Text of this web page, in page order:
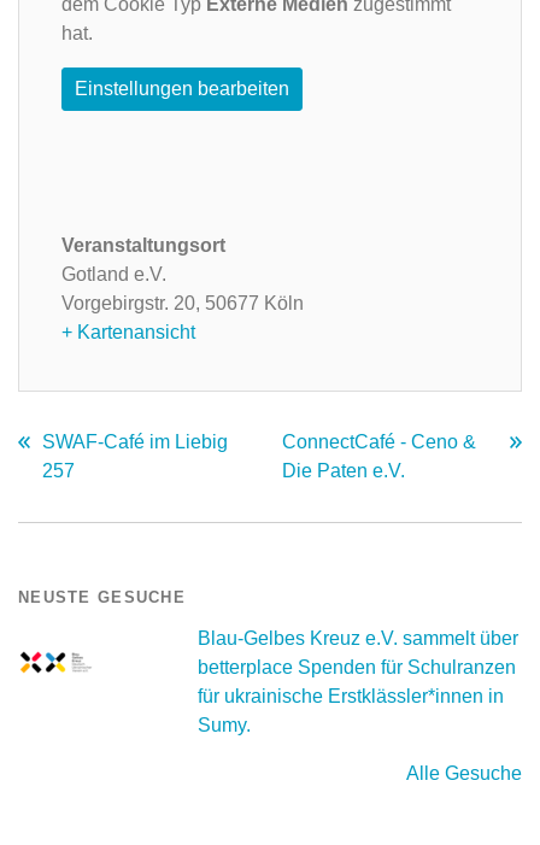
hat.
Einstellungen bearbeiten
Veranstaltungsort
Gotland e.V.
Vorgebirgstr. 20, 50677 Köln
+ Kartenansicht
SWAF-Café im Liebig
257
ConnectCafé - Ceno &
Die Paten e.V.
NEUSTE GESUCHE
Blau-Gelbes Kreuz e.V. sammelt über
betterplace Spenden für Schulranzen
für ukrainische Erstklässler*innen in
Sumy.
Alle Gesuche